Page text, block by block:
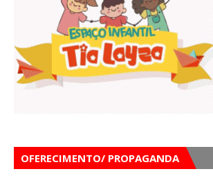
OFERECIMENTO/ PROPAGANDA